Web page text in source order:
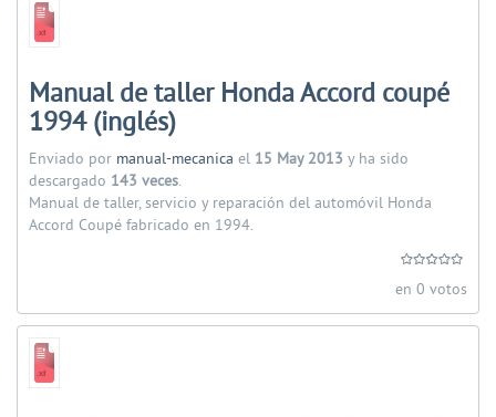
Manual de taller Honda Accord coupé
1994 (inglés)
Enviado por manual-mecanica el 15 May 2013 y ha sido
descargado 143 veces.
Manual de taller, servicio y reparación del automóvil Honda
Accord Coupé fabricado en 1994.
en 0 votos